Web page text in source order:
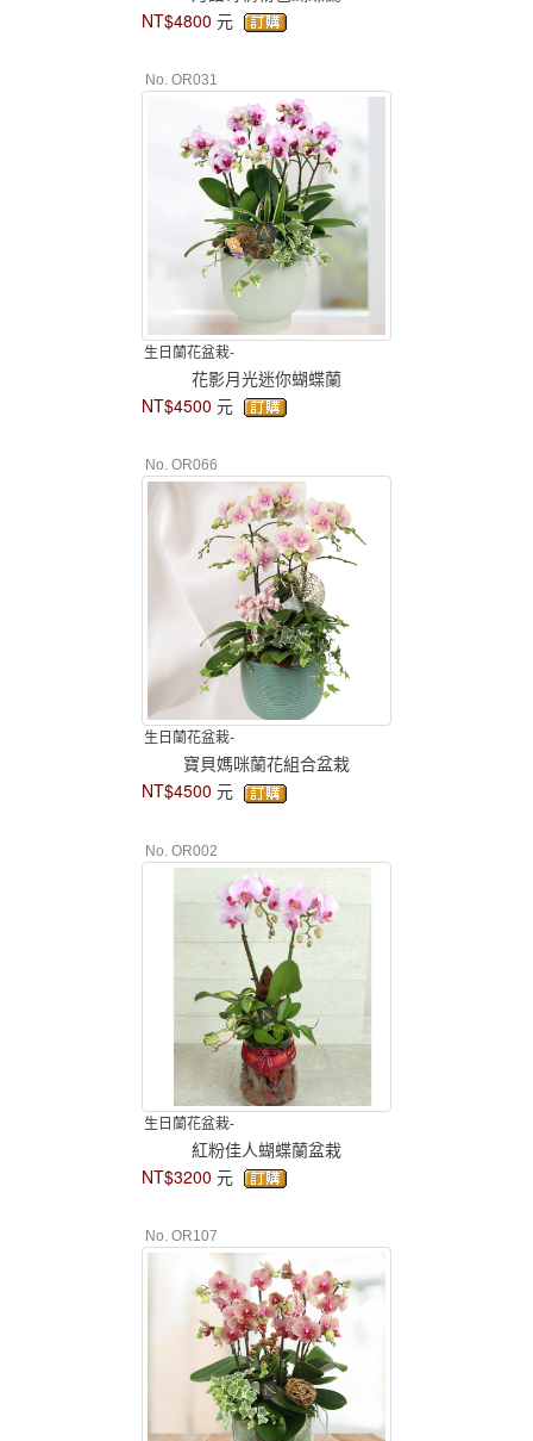
NT$4800 元
No. OR031
生日蘭花盆栽-
花影月光迷你蝴蝶蘭
NT$4500 元
No. OR066
生日蘭花盆栽-
寶貝媽咪蘭花組合盆栽
NT$4500 元
No. OR002
生日蘭花盆栽-
紅粉佳人蝴蝶蘭盆栽
NT$3200 元
No. OR107